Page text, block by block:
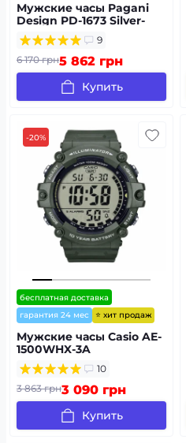
Мужские часы Pagani
Design PD-1673 Silver-
Blue
9
6 170 грн5 862 грн
Купить
-20%
бесплатная доставка
гарантия 24 мес
⭐ хит продаж
Мужские часы Casio AE-
1500WHX-3A
10
3 863 грн3 090 грн
Купить